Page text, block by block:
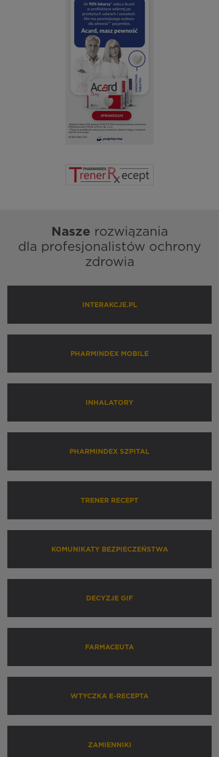
Nasze rozwiązania
dla profesjonalistów ochrony
zdrowia
INTERAKCJE.PL
PHARMINDEX MOBILE
INHALATORY
PHARMINDEX SZPITAL
TRENER RECEPT
KOMUNIKATY BEZPIECZEŃSTWA
DECYZJE GIF
FARMACEUTA
WTYCZKA E-RECEPTA
ZAMIENNIKI